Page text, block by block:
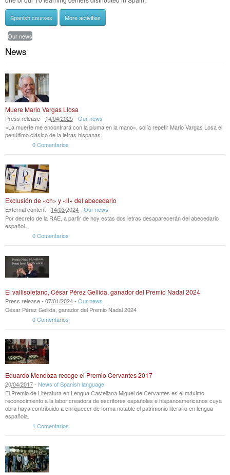
Spanish courses More activities
Our news
News
Muere Mario Vargas Llosa
Press release - 14/04/2025- Our news
«La muerte me encontrará con la pluma en la mano», solía repetir Mario Vargas Losa el
penúltimo clásico de la letras hispanas.
0 Comentarios
Exclusión de «ch» y «ll» del abecedario
External content - 14/03/2024- Our news
Por decreto de la RAE, a partir de hoy estas dos letras desaparecerán del abecedario
español.
0 Comentarios
El vallisoletano, César Pérez Gellida, ganador del Premio Nadal 2024
Press release - 07/01/2024- Our news
César Pérez Gellida, ganador del Premio Nadal 2024
0 Comentarios
Eduardo Mendoza recoge el Premio Cervantes 2017
20/04/2017- News of Spanish language
El Premio de Literatura en Lengua Castellana Miguel de Cervantes es el máximo
reconocimiento a la labor creadora de escritores españoles e hispanoamericanos cuya
obra haya contribuido a enriquecer de forma notable el patrimonio literario en lengua
española.
1 Comentarios